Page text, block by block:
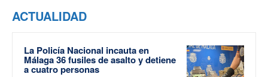
ACTUALIDAD
La Policía Nacional incauta en
Málaga 36 fusiles de asalto y detiene
a cuatro personas